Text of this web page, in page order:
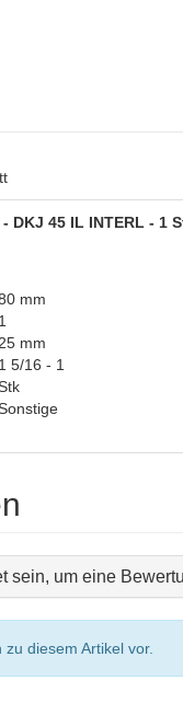
DKJ 45 IL INTERL - 1
mm
1
25 mm
1 5/16 - 1
sein, um eine
diesem Artikel vor.